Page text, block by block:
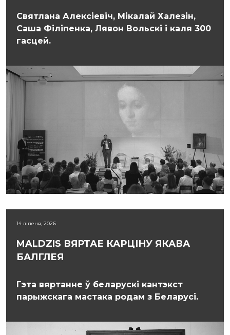
Святлана Алексіевіч, Мікалай Халезін,
Саша Філіпенка, Лявон Вольскі і каля 300
гасцей.
14 ліпеня, 2026
MALDZIS ВЯРТАЕ КАРЦІНУ ЯКАВА
БАЛГЛЕЯ
Гэта вяртанне ў беларускі кантэкст
парыжскага мастака родам з Беларусі.